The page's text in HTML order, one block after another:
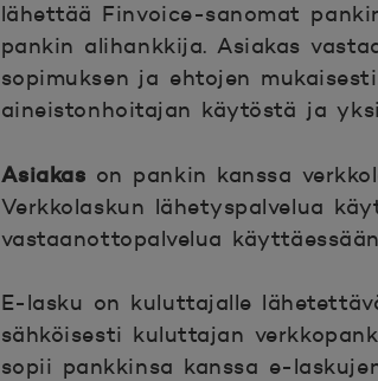
lähettää Finvoice-sanomat
pankin alihankkija. Asiakas
sopimuksen ja ehtojen
aineistonhoitajan käytöstä ja
Asiakas on pankin kanssa
Verkkolaskun lähetyspalvelua
vastaanottopalvelua
E-lasku on kuluttajalle
sähköisesti kuluttajan
sopii pankkinsa kanssa e-